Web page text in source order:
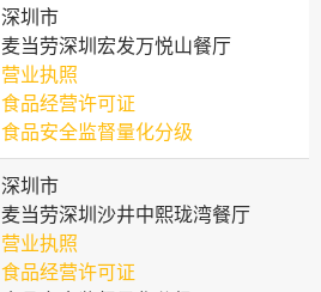
深圳市
麦当劳深圳宏发万悦山餐厅
营业执照
食品经营许可证
食品安全监督量化分级
深圳市
麦当劳深圳沙井中熙珑湾餐厅
营业执照
食品经营许可证